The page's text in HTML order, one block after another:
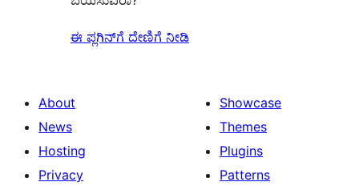
ಈ ಪ್ಲಗಿನ್‌ಗೆ ದೇಣಿಗೆ ನೀಡಿ
About
News
Hosting
Privacy
Showcase
Themes
Plugins
Patterns